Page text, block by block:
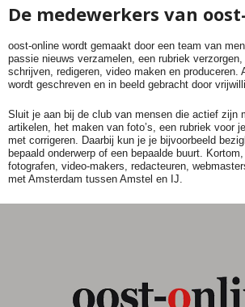
De medewerkers van
oost-online wordt gemaakt door een team van
passie nieuws verzamelen, een rubriek
schrijven, redigeren, video maken en produceren.
wordt geschreven en in beeld gebracht door
Sluit je aan bij de club van mensen die actief zijn
artikelen, het maken van foto’s, een rubriek voor
met corrigeren. Daarbij kun je je bijvoorbeeld
bepaald onderwerp of een bepaalde buurt.
fotografen, video-makers, redacteuren,
met Amsterdam tussen Amstel en IJ.